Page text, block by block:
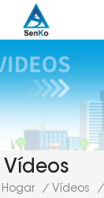
Vídeos
Hogar / Vídeos /